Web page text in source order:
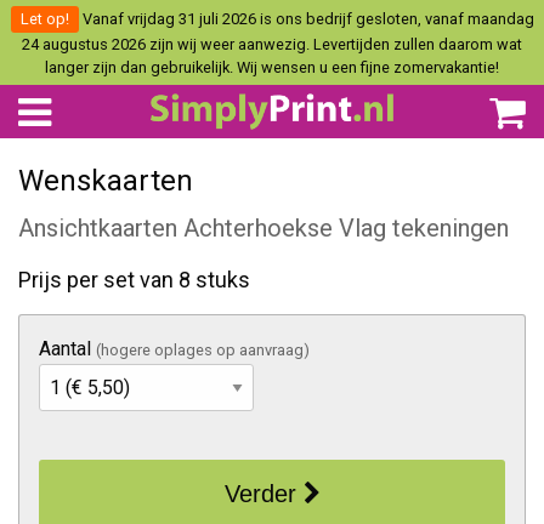
Let op!
Vanaf vrijdag 31 juli 2026 is ons bedrijf gesloten, vanaf maandag
24 augustus 2026 zijn wij weer aanwezig. Levertijden zullen daarom wat
langer zijn dan gebruikelijk. Wij wensen u een fijne zomervakantie!
Wenskaarten
Ansichtkaarten Achterhoekse Vlag tekeningen
Prijs per set van 8 stuks
Aantal (hogere oplages op aanvraag)
Verder